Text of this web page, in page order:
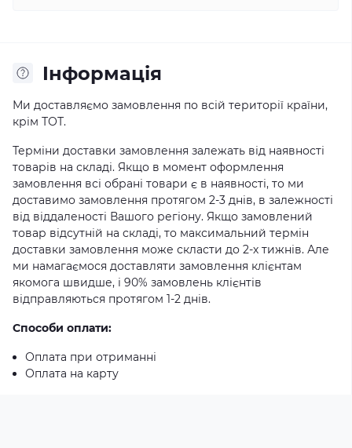
Iнформація
Ми доставляємо замовлення по всій території країни,
крім ТОТ.
Терміни доставки замовлення залежать від наявності
товарів на складі. Якщо в момент оформлення
замовлення всі обрані товари є в наявності, то ми
доставимо замовлення протягом 2-3 днів, в залежності
від віддаленості Вашого регіону. Якщо замовлений
товар відсутній на складі, то максимальний термін
доставки замовлення може скласти до 2-х тижнів. Але
ми намагаємося доставляти замовлення клієнтам
якомога швидше, і 90% замовлень клієнтів
відправляються протягом 1-2 днів.
Способи оплати:
Оплата при отриманні
Оплата на карту